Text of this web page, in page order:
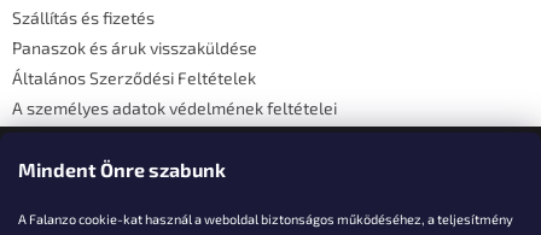
Mindent Önre szabunk
A Falanzo cookie-kat használ a weboldal biztonságos működéséhez, a teljesítmény
Szállítás és fizetés
Panaszok és áruk visszaküldése
Általános Szerződési Feltételek
A személyes adatok védelmének feltételei
Elérhetőségi adatok